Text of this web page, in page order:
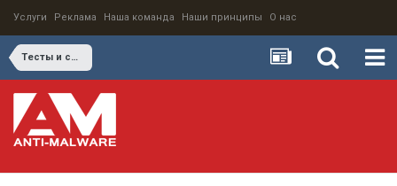
Услуги Реклама Наша команда Наши принципы О нас
Тесты и сравнения